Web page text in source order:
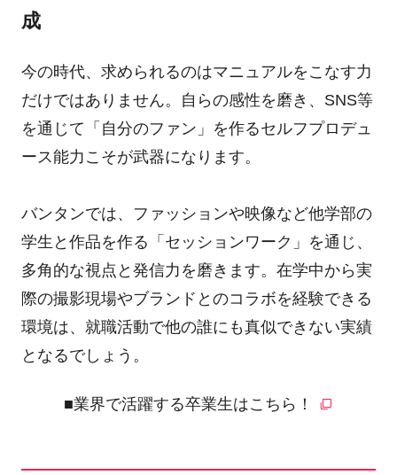
成
今の時代、求められるのはマニュアルをこなす力
だけではありません。自らの感性を磨き、SNS等
を通じて「自分のファン」を作るセルフプロデュ
ース能力こそが武器になります。
バンタンでは、ファッションや映像など他学部の
学生と作品を作る「セッションワーク」を通じ、
多角的な視点と発信力を磨きます。在学中から実
際の撮影現場やブランドとのコラボを経験できる
環境は、就職活動で他の誰にも真似できない実績
となるでしょう。
■業界で活躍する卒業生はこちら！